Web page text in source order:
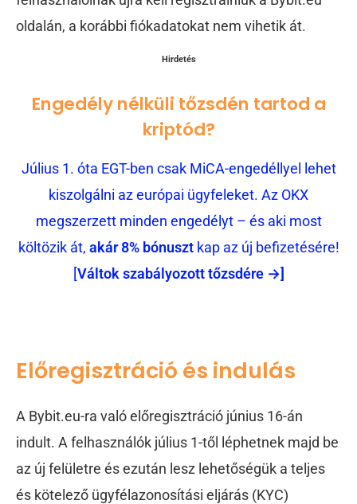
oldalán, a korábbi fiókadatokat nem vihetik át.
Hirdetés
Engedély nélküli tőzsdén tartod a
kriptód?
Július 1. óta EGT-ben csak MiCA-engedéllyel lehet
kiszolgálni az európai ügyfeleket. Az OKX
megszerzett minden engedélyt – és aki most
költözik át, akár 8% bónusztkap az új befizetésére!
[Váltok szabályozott tőzsdére →]
Előregisztráció és indulás
A Bybit.eu-ra való előregisztráció június 16-án
indult. A felhasználók július 1-től léphetnek majd be
az új felületre és ezután lesz lehetőségük a teljes
és kötelező ügyfélazonosítási eljárás (KYC)